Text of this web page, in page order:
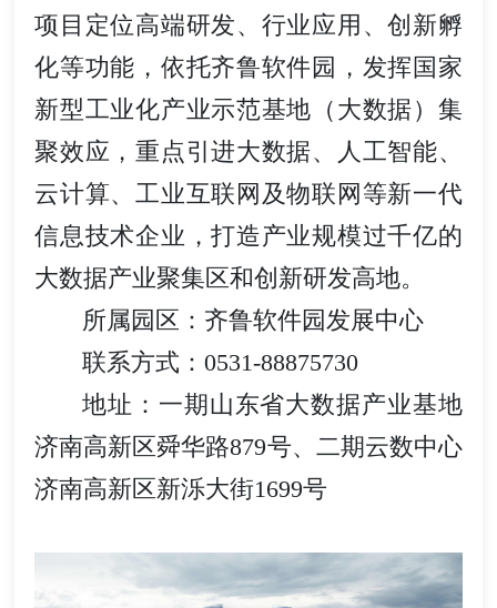
项目定位高端研发、行业应用、创新孵
化等功能，依托齐鲁软件园，发挥国家
新型工业化产业示范基地（大数据）集
聚效应，重点引进大数据、人工智能、
云计算、工业互联网及物联网等新一代
信息技术企业，打造产业规模过千亿的
大数据产业聚集区和创新研发高地。
所属园区：齐鲁软件园发展中心
联系方式：0531-88875730
地址： 一期山东省大数据产业基地
济南高新区舜华路879号、 二期云数中心
济南高新区新泺大街1699号